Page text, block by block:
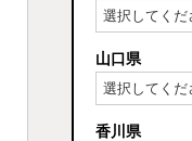
山口県
香川県